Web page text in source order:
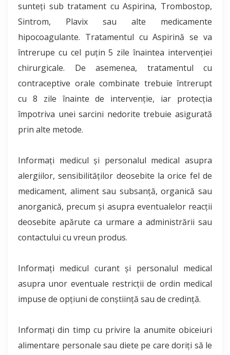
sunteţi sub tratament cu Aspirina, Trombostop,
Sintrom, Plavix sau alte medicamente
hipocoagulante. Tratamentul cu Aspirină se va
întrerupe cu cel puţin 5 zile înaintea intervenţiei
chirurgicale. De asemenea, tratamentul cu
contraceptive orale combinate trebuie întrerupt
cu 8 zile înainte de intervenţie, iar protecţia
împotriva unei sarcini nedorite trebuie asigurată
prin alte metode.
Informaţi medicul şi personalul medical asupra
alergiilor, sensibilităţilor deosebite la orice fel de
medicament, aliment sau subsanţă, organică sau
anorganică, precum şi asupra eventualelor reacţii
deosebite apărute ca urmare a administrării sau
contactului cu vreun produs.
Informaţi medicul curant şi personalul medical
asupra unor eventuale restricţii de ordin medical
impuse de opţiuni de conştiinţă sau de credinţă.
Informaţi din timp cu privire la anumite obiceiuri
alimentare personale sau diete pe care doriţi să le